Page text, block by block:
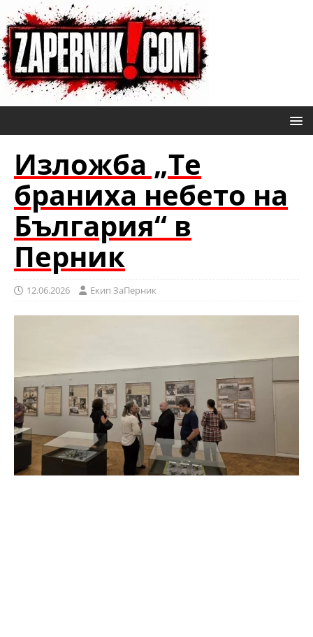
Изложба „Те
браниха небето на
България“ в
Перник
12.06.2026 Eкип ЗаПерник